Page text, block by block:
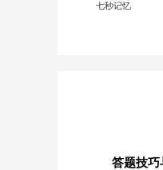
七秒记忆
答题技